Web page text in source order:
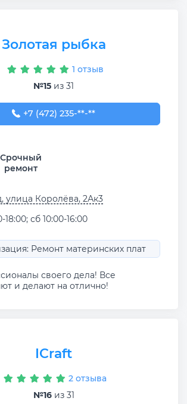
Золотая рыбка
1 отзыв
№15 из 31
+7 (472) 235-34-69
+7 (472) 235-**-**
Срочный
ремонт
улица Королёва, 2Ак3
18:00; сб 10:00-16:00
Ремонт материнских плат
своего дела! Все
и делают на отлично!
ICraft
2 отзыва
№16из 31